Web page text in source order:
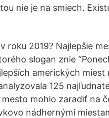
nie je na smiech.
roku 2019? Najlepšie
slogan znie
amerických miest
125
mohlo zaradiť na
nádhernými